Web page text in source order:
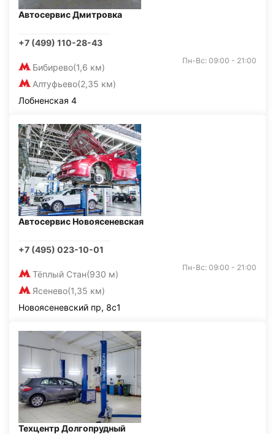
Автосервис Дмитровка
+7 (499) 110-28-43
Бибирево(1,6 км)
Алтуфьево(2,35 км)
Пн-Вс: 09:00 - 21:00
Лобненская 4
Автосервис Новоясеневская
+7 (495) 023-10-01
Тёплый Стан(930 м)
Ясенево(1,35 км)
Пн-Вс: 09:00 - 21:00
Новоясеневский пр, 8с1
Техцентр Долгопрудный